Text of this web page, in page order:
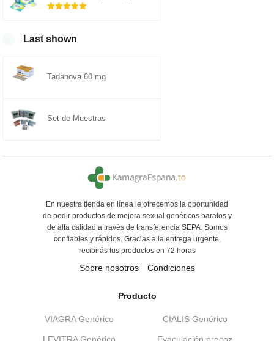
Last shown
Tadanova 60 mg
Set de Muestras
En nuestra tienda en línea le ofrecemos la oportunidad
de pedir productos de mejora sexual genéricos baratos y
de alta calidad a través de transferencia SEPA. Somos
confiables y rápidos. Gracias a la entrega urgente,
recibirás tus productos en 72 horas
Sobre nosotros Condiciones
Producto
VIAGRA Genérico CIALIS Genérico